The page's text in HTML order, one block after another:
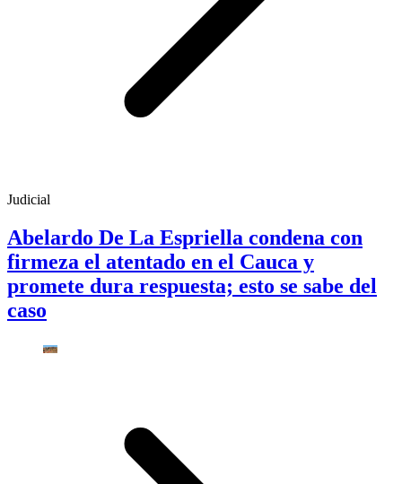
Judicial
Abelardo De La Espriella condena con
firmeza el atentado en el Cauca y
promete dura respuesta; esto se sabe del
caso